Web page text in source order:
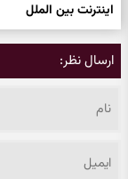
اینترنت بین الملل
ارسال نظر: